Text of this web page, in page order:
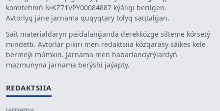
komitetiniń №KZ71VPY00084887 kýáligi berilgen.
Avtorlyq jáne jarnama quqyqtary tolyq saqtalǵan.
Sait materialdaryn paidalanǵanda derekkózge silteme kórsetý
mindetti. Avtorlar pikiri men redaktsiia kózqarasy sáikes kele
bermeýi múmkin. Jarnama men habarlandyrýlardyń
mazmunyna jarnama berýshi jaýapty.
REDAKTSIIA